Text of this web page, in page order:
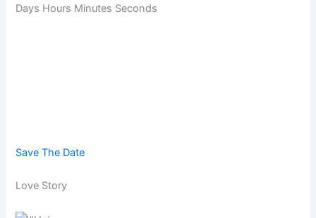
Days Hours Minutes Seconds
Save The Date
Love Story